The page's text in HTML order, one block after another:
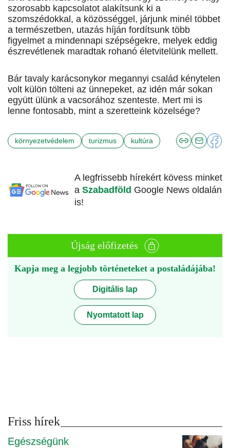
szorosabb kapcsolatot alakítsunk ki a
szomszédokkal, a közösséggel, járjunk minél többet
a természetben, utazás híján fordítsunk több
figyelmet a mindennapi szépségekre, melyek eddig
észrevétlenek maradtak rohanó életvitelünk mellett.
Bár tavaly karácsonykor megannyi család kénytelen
volt külön tölteni az ünnepeket, az idén már sokan
együtt ülünk a vacsorához szenteste. Mert mi is
lenne fontosabb, mint a szeretteink közelsége?
környezetvédelem turizmus kultúra
A legfrissebb hírekért kövess minket
a Szabadföld Google News oldalán
is!
Újság előfizetés
Kapja meg a legjobb történeteket a postaládájába!
Digitális lap
Nyomtatott lap
Friss hírek
Egészségünk